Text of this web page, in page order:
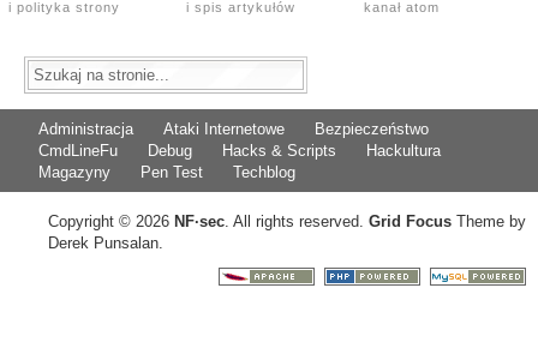
i polityka strony i spis artykułów kanał atom
Administracja Ataki Internetowe
Bezpieczeństwo
CmdLineFu
Debug Hacks & Scripts
Hackultura
Magazyny
Pen Test Techblog
Copyright © 2026 NF·sec. All rights reserved. Grid Focus Theme by
Derek Punsalan.